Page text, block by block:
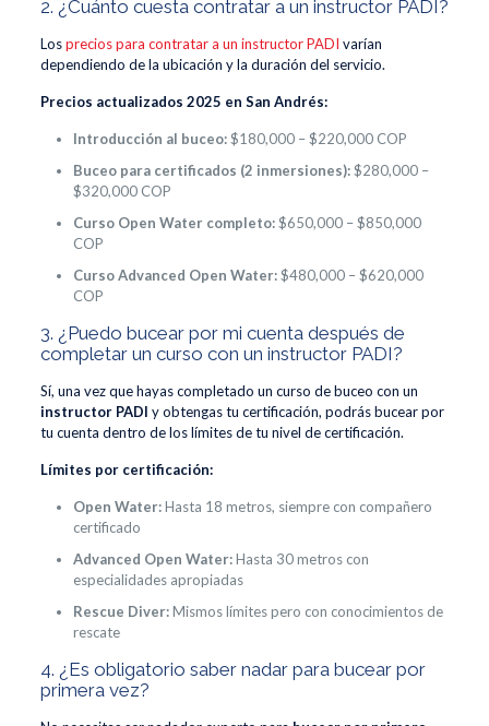
2. ¿Cuánto cuesta contratar a un instructor PADI?
Losprecios para contratar a un instructor PADI varían
dependiendo de la ubicación y la duración del servicio.
Precios actualizados 2025 en San Andrés:
Introducción al buceo:$180,000 – $220,000 COP
Buceo para certificados (2 inmersiones):$280,000 –
$320,000 COP
Curso Open Water completo:$650,000 – $850,000
COP
Curso Advanced Open Water:$480,000 – $620,000
COP
3. ¿Puedo bucear por mi cuenta después de
completar un curso con un instructor PADI?
Sí, una vez que hayas completado un curso de buceo con un
instructor PADI y obtengas tu certificación, podrás bucear por
tu cuenta dentro de los límites de tu nivel de certificación.
Límites por certificación:
Open Water:Hasta 18 metros, siempre con compañero
certificado
Advanced Open Water:Hasta 30 metros con
especialidades apropiadas
Rescue Diver:Mismos límites pero con conocimientos de
rescate
4. ¿Es obligatorio saber nadar para bucear por
primera vez?